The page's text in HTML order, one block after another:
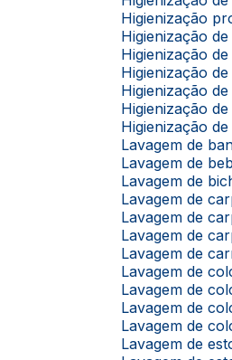
Higienização
Higienização
Higienização
Higienização
Higienização
Higienização
Higienização
Lavagem de
Lavagem de
Lavagem de
Lavagem de
Lavagem de
Lavagem de
Lavagem de
Lavagem de
Lavagem de
Lavagem de
Lavagem de
Lavagem de